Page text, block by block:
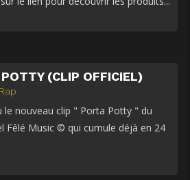
(CLIP OFFICIEL)
Rap
le nouveau clip " Porta Potty " du
Fêlé Music © qui cumule déjà en 24